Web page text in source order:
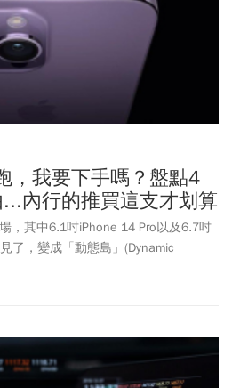
，我要下手嗎？盤點4
內行的推買這支才划算
，其中6.1吋iPhone 14 Pro以及6.7吋
了，變成「動態島」(Dynamic
就有網友分析，今年4個族群有換機需